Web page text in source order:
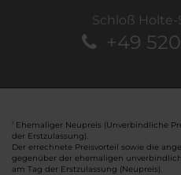
Schloß
+49
Ehemaliger Neupreis (Unverbindliche
der Erstzulassung).
Der errechnete Preisvorteil sowie die
gegenüber der ehemaligen
am Tag der Erstzulassung (Neupreis).